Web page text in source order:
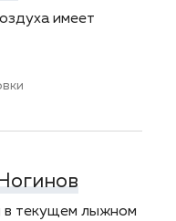
имеет
в текущем лыжном